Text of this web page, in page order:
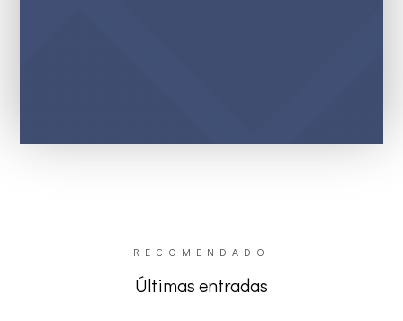
RECOMENDADO
Últimas entradas